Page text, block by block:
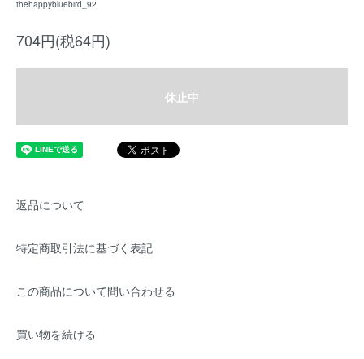
thehappybluebird_92
704円(税64円)
休止中
返品について
特定商取引法に基づく表記
この商品について問い合わせる
買い物を続ける